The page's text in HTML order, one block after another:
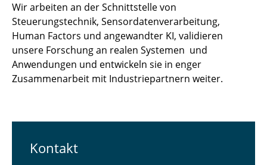
Wir arbeiten an der Schnittstelle von
Steuerungstechnik, Sensordatenverarbeitung,
Human Factors und angewandter KI, validieren
unsere Forschung an realen Systemen und
Anwendungen und entwickeln sie in enger
Zusammenarbeit mit Industriepartnern weiter.
Kontakt